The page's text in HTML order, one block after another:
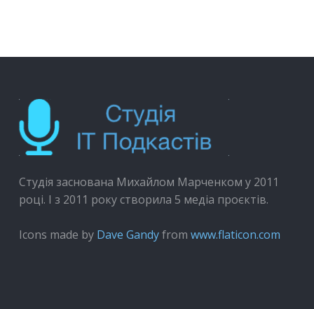
Студія заснована Михайлом Марченком у 2011
році. І з 2011 року створила 5 медіа проєктів.
Icons made by Dave Gandyfrom www.flaticon.com